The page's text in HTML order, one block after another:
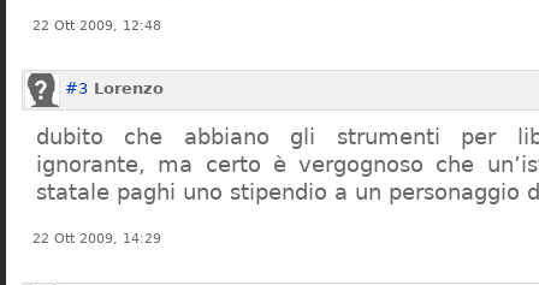
22 Ott 2009, 12:48
#3 Lorenzo
dubito che abbiano gli strumenti per
ignorante, ma certo è vergognoso che
statale paghi uno stipendio a un personaggio
22 Ott 2009, 14:29